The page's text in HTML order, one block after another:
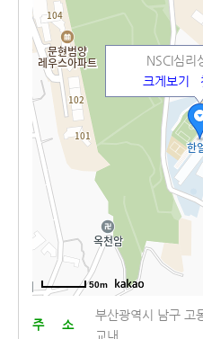
NSCI심리
크게보기
50m
주 소
부산광역시 남구 고
교내